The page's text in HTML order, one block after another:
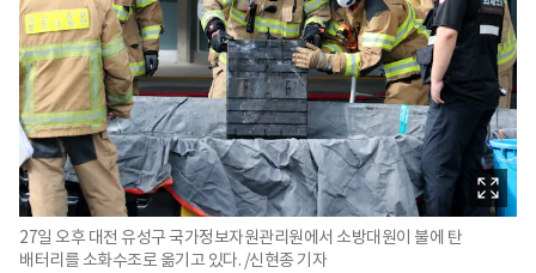
27일 오후 대전 유성구 국가정보자원관리원에서 소방대원이 불에 탄
배터리를 소화수조로 옮기고 있다. /신현종 기자